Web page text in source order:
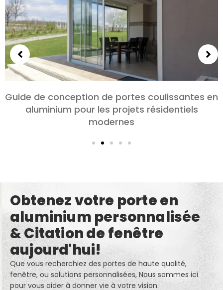
en
Choisir des portes en aluminium pour
chambres et les salons: Confort,
confidentialité
Obtenez votre porte en
aluminium personnalisée
& Citation de fenêtre
aujourd'hui!
Que vous recherchiez des portes de haute qualité,
fenêtre, ou solutions personnalisées, Nous sommes ici
pour vous aider à donner vie à votre vision.